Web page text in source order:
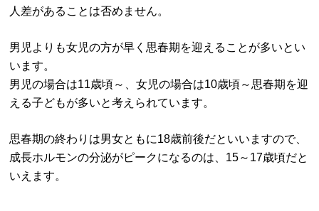
人差があることは否めません。
男児よりも女児の方が早く思春期を迎えることが多いとい
います。
男児の場合は11歳頃～、女児の場合は10歳頃～思春期を迎
える子どもが多いと考えられています。
思春期の終わりは男女ともに18歳前後だといいますので、
成長ホルモンの分泌がピークになるのは、15～17歳頃だと
いえます。